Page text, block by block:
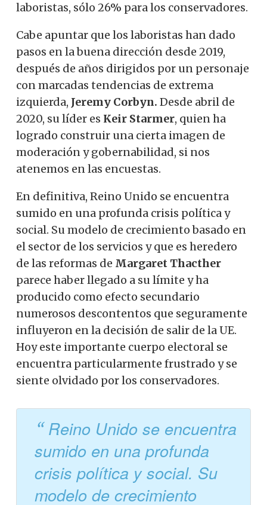
laboristas, sólo 26% para los conservadores.
Cabe apuntar que los laboristas han dado
pasos en la buena dirección desde 2019,
después de años dirigidos por un personaje
con marcadas tendencias de extrema
izquierda, Jeremy Corbyn. Desde abril de
2020, su líder es Keir Starmer, quien ha
logrado construir una cierta imagen de
moderación y gobernabilidad, si nos
atenemos en las encuestas.
En definitiva, Reino Unido se encuentra
sumido en una profunda crisis política y
social. Su modelo de crecimiento basado en
el sector de los servicios y que es heredero
de las reformas de Margaret Thacther
parece haber llegado a su límite y ha
producido como efecto secundario
numerosos descontentos que seguramente
influyeron en la decisión de salir de la UE.
Hoy este importante cuerpo electoral se
encuentra particularmente frustrado y se
siente olvidado por los conservadores.
Reino Unido se encuentra
sumido en una profunda
crisis política y social. Su
modelo de crecimiento